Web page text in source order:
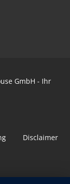
GmbH - Ihr
Disclaimer